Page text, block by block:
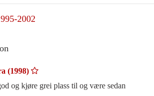
2002
(1998)
og kjøre grei plass til og være sedan